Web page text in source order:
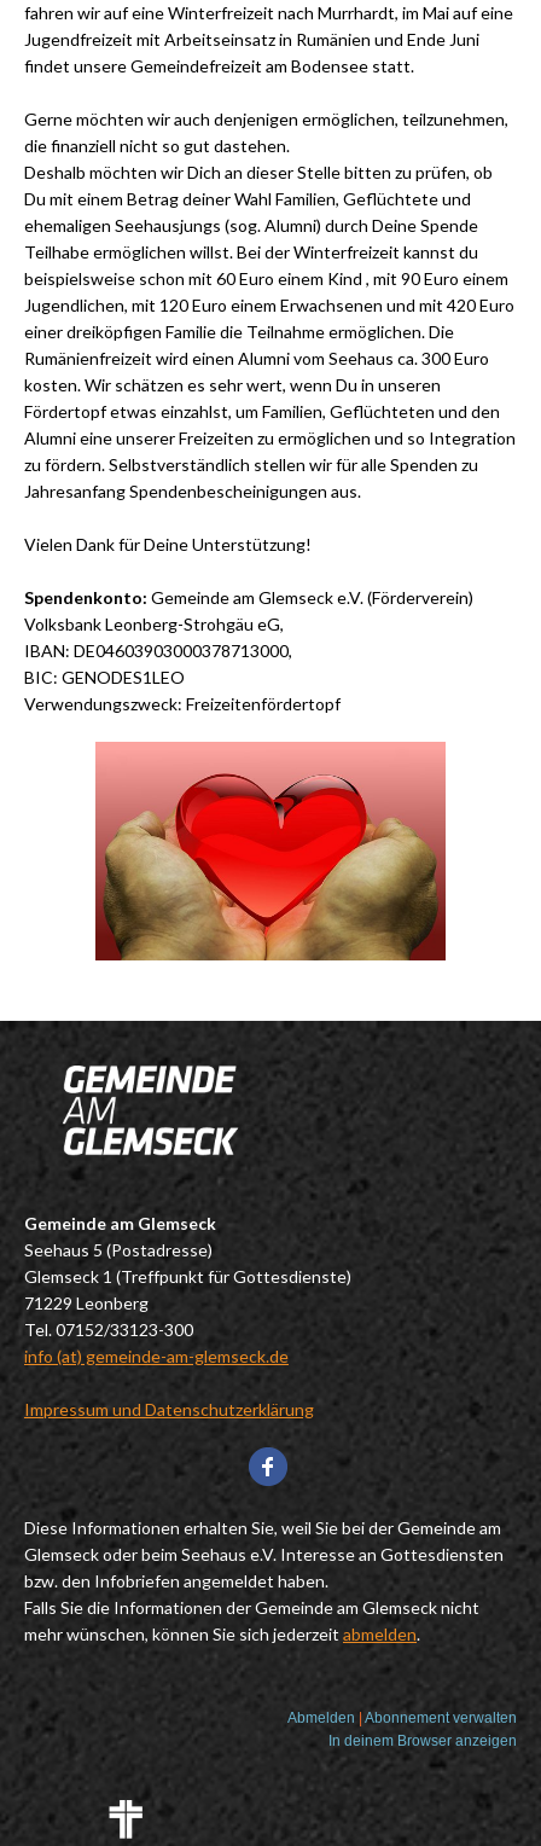
fahren wir auf eine Winterfreizeit nach Murrhardt, im Mai auf eine
Jugendfreizeit mit Arbeitseinsatz in Rumänien und Ende Juni
findet unsere Gemeindefreizeit am Bodensee statt.
Gerne möchten wir auch denjenigen ermöglichen, teilzunehmen,
die finanziell nicht so gut dastehen.
Deshalb möchten wir Dich an dieser Stelle bitten zu prüfen, ob
Du mit einem Betrag deiner Wahl Familien, Geflüchtete und
ehemaligen Seehausjungs (sog. Alumni) durch Deine Spende
Teilhabe ermöglichen willst. Bei der Winterfreizeit kannst du
beispielsweise schon mit 60 Euro einem Kind , mit 90 Euro einem
Jugendlichen, mit 120 Euro einem Erwachsenen und mit 420 Euro
einer dreiköpfigen Familie die Teilnahme ermöglichen. Die
Rumänienfreizeit wird einen Alumni vom Seehaus ca. 300 Euro
kosten. Wir schätzen es sehr wert, wenn Du in unseren
Fördertopf etwas einzahlst, um Familien, Geflüchteten und den
Alumni eine unserer Freizeiten zu ermöglichen und so Integration
zu fördern. Selbstverständlich stellen wir für alle Spenden zu
Jahresanfang Spendenbescheinigungen aus.
Vielen Dank für Deine Unterstützung!
Spendenkonto: Gemeinde am Glemseck e.V. (Förderverein)
Volksbank Leonberg-Strohgäu eG,
IBAN: DE04603903000378713000,
BIC: GENODES1LEO
Verwendungszweck: Freizeitenfördertopf
Gemeinde am Glemseck
Seehaus 5 (Postadresse)
Glemseck 1 (Treffpunkt für Gottesdienste)
71229 Leonberg
Tel. 07152/33123-300
info (at) gemeinde-am-glemseck.de
Impressum und Datenschutzerklärung
Diese Informationen erhalten Sie, weil Sie bei der Gemeinde am
Glemseck oder beim Seehaus e.V. Interesse an Gottesdiensten
bzw. den Infobriefen angemeldet haben.
Falls Sie die Informationen der Gemeinde am Glemseck nicht
mehr wünschen, können Sie sich jederzeit abmelden.
Abmelden
Abonnement verwalten
In deinem Browser anzeigen